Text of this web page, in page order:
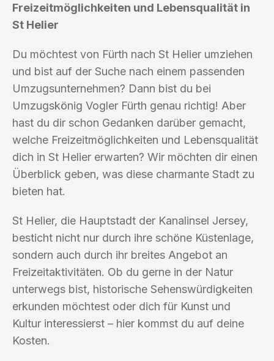
Freizeitmöglichkeiten und Lebensqualität in
St Helier
Du möchtest von Fürth nach St Helier umziehen
und bist auf der Suche nach einem passenden
Umzugsunternehmen? Dann bist du bei
Umzugskönig Vogler Fürth genau richtig! Aber
hast du dir schon Gedanken darüber gemacht,
welche Freizeitmöglichkeiten und Lebensqualität
dich in St Helier erwarten? Wir möchten dir einen
Überblick geben, was diese charmante Stadt zu
bieten hat.
St Helier, die Hauptstadt der Kanalinsel Jersey,
besticht nicht nur durch ihre schöne Küstenlage,
sondern auch durch ihr breites Angebot an
Freizeitaktivitäten. Ob du gerne in der Natur
unterwegs bist, historische Sehenswürdigkeiten
erkunden möchtest oder dich für Kunst und
Kultur interessierst – hier kommst du auf deine
Kosten.